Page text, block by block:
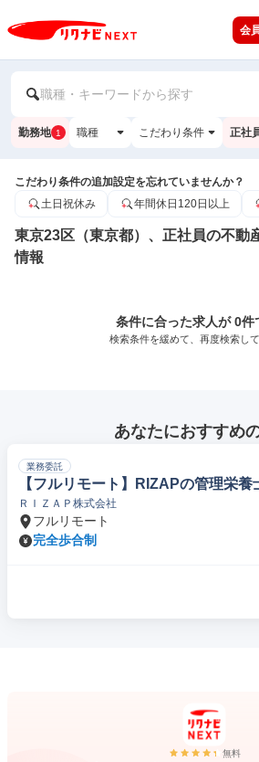
会
職種・キーワードから探す
勤務地 1 職種 こだわり条件 正社
こだわり条件の追加設定を忘れていませんか？
土日祝休み
年間休日120日以上
東京23区（東京都）、正社員の不動
情報
条件に合った求人が 0件
検索条件を緩めて、再度検索し
あなたにおすすめ
業務委託
【フルリモート】RIZAPの管理栄養
ＲＩＺＡＰ株式会社
フルリモート
完全歩合制
無料